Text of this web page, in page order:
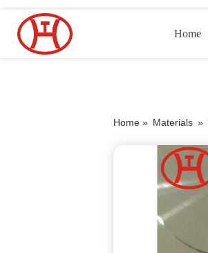
Home
Home » Materials »